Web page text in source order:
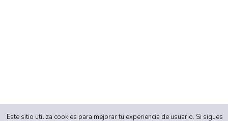
Este sitio utiliza cookies para mejorar tu experiencia de usuario. Si sigues